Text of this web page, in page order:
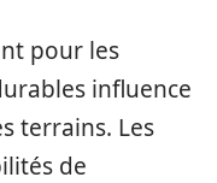
pour les
influence
terrains. Les
de